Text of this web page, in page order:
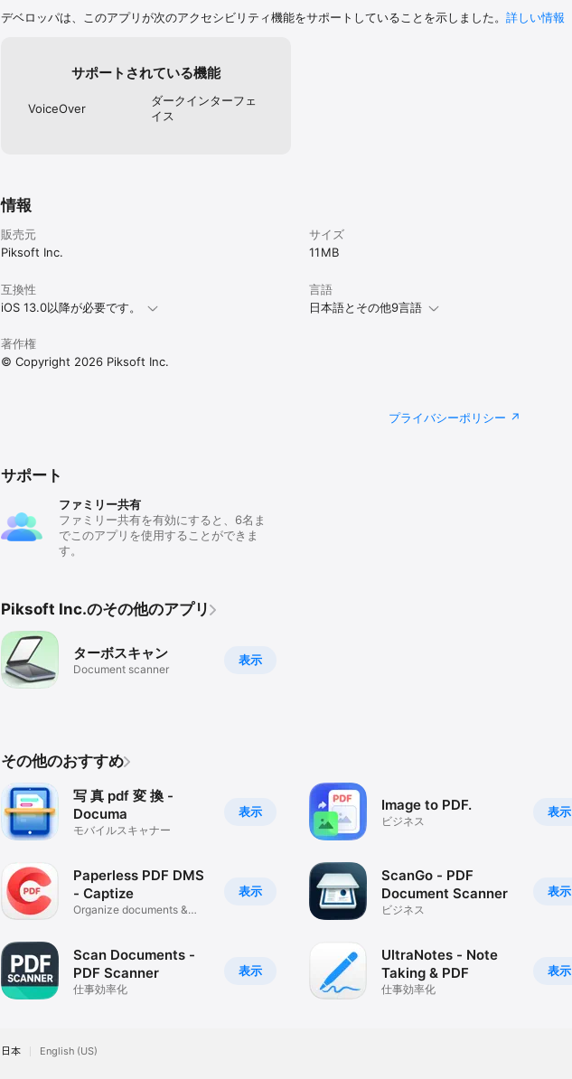
デベロッパは、このアプリが次のアクセシビリティ機能をサポートしていることを示しました。 詳しい情報
サポートされている機能
VoiceOver
ダークインターフェ
イス
情報
販売元
Piksoft Inc.
サイズ
11 MB
互換性
iOS 13.0以降が必要です。
言語
日本語とその他9言語
著作権
© Copyright 2026 Piksoft Inc.
プライバシーポリシー
サポート
ファミリー共有
ファミリー共有を有効にすると、6名ま
でこのアプリを使用することができま
す。
Piksoft Inc.のその他のアプリ
表示
ターボスキャン
Document scanner
その他のおすすめ
表示
写 真 pdf 変 換 -
Documa
モバイルスキャナー
表示
Paperless PDF DMS
- Captize
Organize documents &
表示
Scan Documents -
PDF Scanner
仕事効率化
表示
Image to PDF.
ビジネス
表示
ScanGo - PDF
Document Scanner
ビジネス
表示
UltraNotes - Note
Taking & PDF
仕事効率化
日本 English (US)